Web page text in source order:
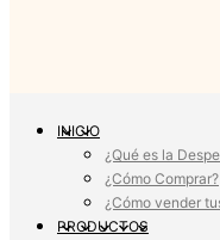
INICIO
¿Qué es la
¿Cómo Comprar?
¿Cómo vender
PRODUCTOS